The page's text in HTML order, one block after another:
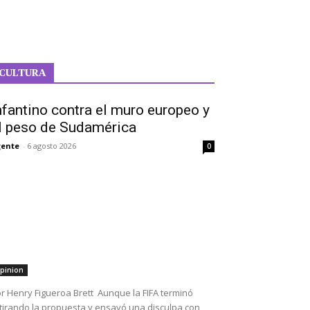
contra el muro europeo y
peso de Sudamérica
- 6 agosto 2026 0
Henry Figueroa Brett Aunque la FIFA terminó
la propuesta y ensayó una disculpa con